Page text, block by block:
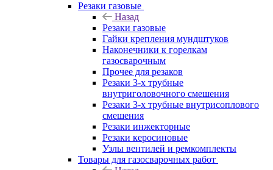
Резаки газовые
Назад
Резаки газовые
Гайки крепления мундштуков
Наконечники к горелкам
газосварочным
Прочее для резаков
Резаки 3-х трубные
внутриголовочного смешения
Резаки 3-х трубные внутрисоплового
смешения
Резаки инжекторные
Резаки керосиновые
Узлы вентилей и ремкомплекты
Товары для газосварочных работ